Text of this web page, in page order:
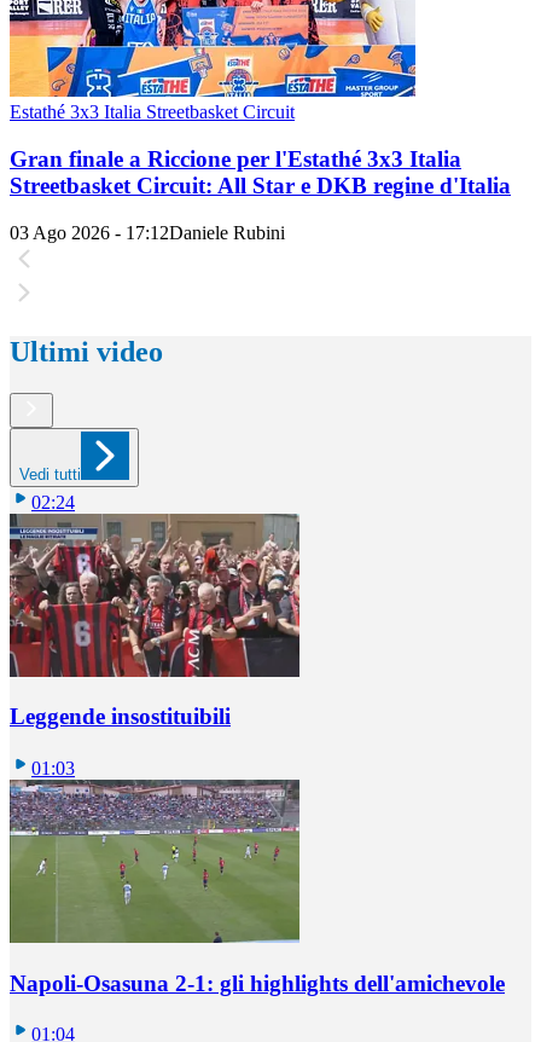
Estathé 3x3 Italia Streetbasket Circuit
Gran finale a Riccione per l'Estathé 3x3 Italia
Streetbasket Circuit: All Star e DKB regine d'Italia
03 Ago 2026 - 17:12Daniele Rubini
Ultimi video
Vedi tutti
02:24
Leggende insostituibili
01:03
Napoli-Osasuna 2-1: gli highlights dell'amichevole
01:04